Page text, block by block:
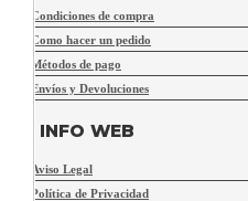
Condiciones de compra
Como hacer un pedido
Métodos de pago
Envíos y Devoluciones
INFO WEB
Aviso Legal
Política de Privacidad